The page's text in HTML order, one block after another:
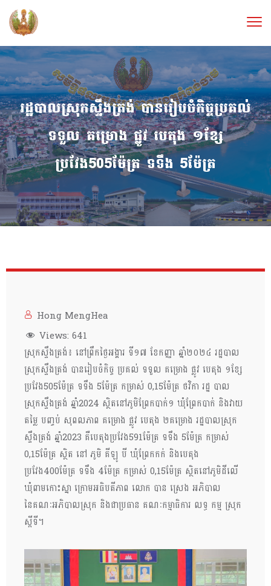
រដ្ឋបាលស្រុកស្ទឹងត្រង់ បានរៀបចំកិច្ចប្រគល់
ទទួល គម្រោង ផ្លូវ បេតុង ១ខ្សែ
ប្រវែង505ម៉ែត្រ ទទឹង 5ម៉ែត្រ
Hong MengHea
Views: 641
ស្រុកស្ទឹងត្រង់៖ នៅព្រឹកថ្ងៃអង្គារ ទី១៧ ខែកញ្ញា ឆ្នាំ២០២៤ រដ្ឋបាល
ស្រុកស្ទឹងត្រង់ បានរៀបចំកិច្ច ប្រគល់ ទទួល គម្រោង ផ្លូវ បេតុង ១ខ្សែ
ប្រវែង505ម៉ែត្រ ទទឹង 5ម៉ែត្រ កម្រាស់ 0,15ម៉ែត្រ ថវិកា រដ្ឋ បាល
ស្រុកស្ទឹងត្រង់ ឆ្នាំ2024 ស្ថិតនៅភូមិព្រែកបាក់១ ឃុំព្រែកបាក់ និងវាយ
តម្លៃ បញ្ចប់ សុពលភាព គម្រោង ផ្លូវ បេតុង ២គម្រោង រដ្ឋបាលស្រុក
ស្ទឹងត្រង់ ឆ្នាំ2023 គឺបេតុងប្រវែង591ម៉ែត្រ ទទឹង 5ម៉ែត្រ កម្រាស់
0,15ម៉ែត្រ ស្ថិត នៅ ភូមិ គីឡូ បី ឃុំព្រែកកក់ និងបេតុង
ប្រវែង400ម៉ែត្រ ទទឹង 4ម៉ែត្រ កម្រាស់ 0,15ម៉ែត្រ ស្ថិតនៅភូមិដីលេី
ឃុំពាមកោះស្នា ក្រោមអធិបតីភាព លោក បាន ស្រេង អភិបាល
នៃគណៈអភិបាលស្រុក និងជាប្រធាន គណៈកម្មាធិការ លទ្ធ កម្ម ស្រុក
ស្ដីទី។